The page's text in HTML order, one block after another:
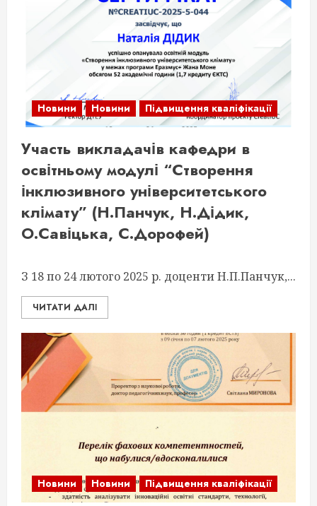
Новини Новини Підвищення кваліфікації
Участь викладачів кафедри в
освітньому модулі “Створення
інклюзивного університетського
клімату” (Н.Панчук, Н.Дідик,
О.Савіцька, С.Дорофей)
З 18 по 24 лютого 2025 р. доценти Н.П.Панчук,...
ЧИТАТИ ДАЛІ
Новини Новини Підвищення кваліфікації